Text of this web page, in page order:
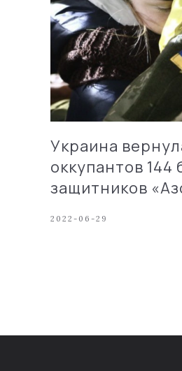
Украина
оккупантов 144
защитников
2022-06-29